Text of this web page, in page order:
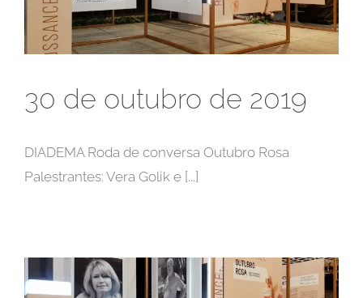
30 de outubro de 2019
DIADEMA Roda de conversa Outubro Rosa
Palestrantes: Vera Golik e [...]